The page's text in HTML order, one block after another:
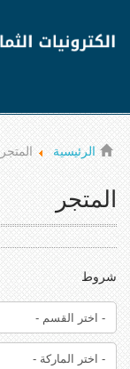
الرئيسية المتجر
المتجر
شروط